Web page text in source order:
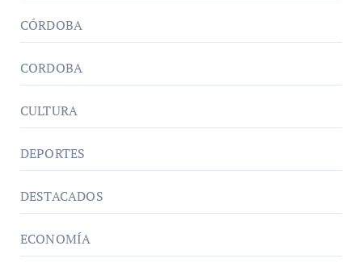
CÓRDOBA
CORDOBA
CULTURA
DEPORTES
DESTACADOS
ECONOMÍA